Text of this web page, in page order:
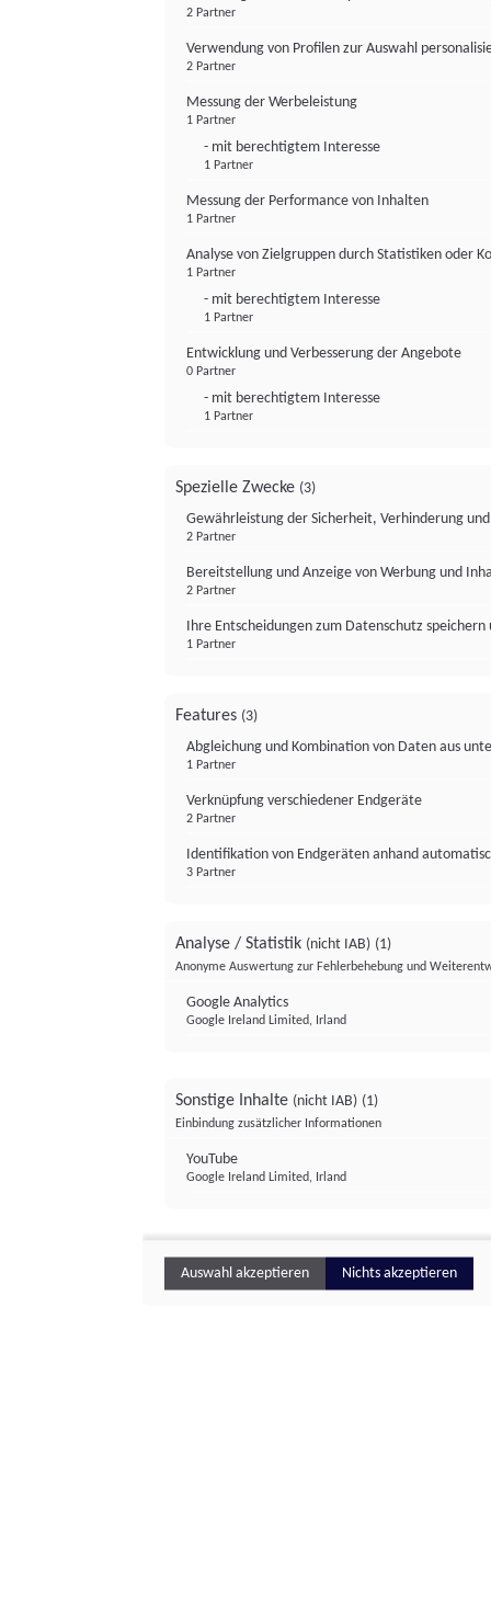
2 Partner
Verwendung von Profilen zur Auswahl
2 Partner
Messung der Werbeleistung
1 Partner
- mit berechtigtem Interesse
1 Partner
Messung der Performance von Inhalten
1 Partner
Analyse von Zielgruppen durch Statistiken oder
1 Partner
- mit berechtigtem Interesse
1 Partner
Entwicklung und Verbesserung der Angebote
0 Partner
- mit berechtigtem Interesse
1 Partner
Spezielle Zwecke (3)
Gewährleistung der Sicherheit, Verhinderung
2 Partner
Bereitstellung und Anzeige von Werbung und
2 Partner
Ihre Entscheidungen zum Datenschutz
1 Partner
Features (3)
Abgleichung und Kombination von Daten aus
1 Partner
Verknüpfung verschiedener Endgeräte
2 Partner
Identifikation von Endgeräten anhand
3 Partner
Analyse / Statistik (nicht IAB) (1)
Anonyme Auswertung zur Fehlerbehebung und
Google Analytics
Google Ireland Limited, Irland
Sonstige Inhalte (nicht IAB) (1)
Einbindung zusätzlicher Informationen
YouTube
Google Ireland Limited, Irland
Auswahl akzeptieren Nichts akzeptieren